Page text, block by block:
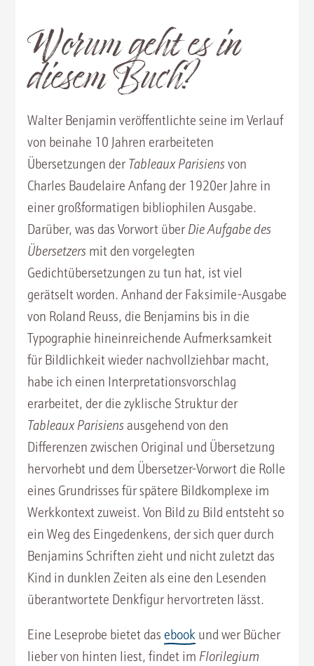
Worum geht es in
diesem Buch?
Walter Benjamin veröffentlichte seine im Verlauf
von beinahe 10 Jahren erarbeiteten
Übersetzungen derTableaux Parisiensvon
Charles Baudelaire Anfang der 1920er Jahre in
einer großformatigen bibliophilen Ausgabe.
Darüber, was das Vorwort überDie Aufgabe des
Übersetzersmit den vorgelegten
Gedichtübersetzungen zu tun hat, ist viel
gerätselt worden. Anhand der Faksimile-Ausgabe
von Roland Reuss, die Benjamins bis in die
Typographie hineinreichende Aufmerksamkeit
für Bildlichkeit wieder nachvollziehbar macht,
habe ich einen Interpretationsvorschlag
erarbeitet, der die zyklische Struktur der
Tableaux Parisiensausgehend von den
Differenzen zwischen Original und Übersetzung
hervorhebt und dem Übersetzer-Vorwort die Rolle
eines Grundrisses für spätere Bildkomplexe im
Werkkontext zuweist. Von Bild zu Bild entsteht so
ein Weg des Eingedenkens, der sich quer durch
Benjamins Schriften zieht und nicht zuletzt das
Kind in dunklen Zeiten als eine den Lesenden
überantwortete Denkfigur hervortreten lässt.
Eine Leseprobe bietet das ebookund wer Bücher
lieber von hinten liest, findet im Florilegium